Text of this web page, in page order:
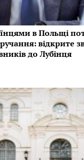
в Польщі
відкрите
до Лубінця